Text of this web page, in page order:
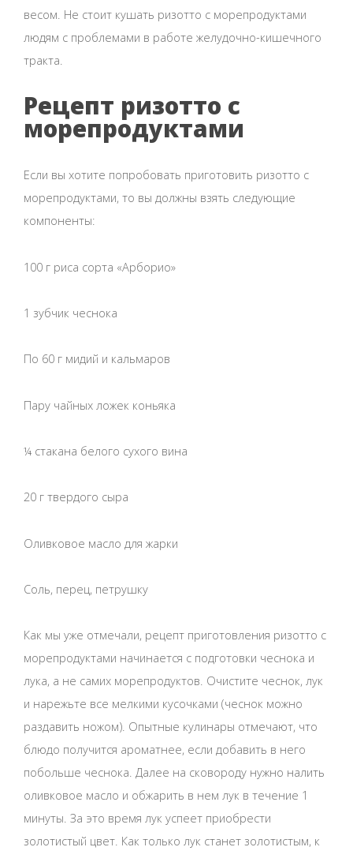
весом. Не стоит кушать ризотто с морепродуктами
людям с проблемами в работе желудочно-кишечного
тракта.
Рецепт ризотто с
морепродуктами
Если вы хотите попробовать приготовить ризотто с
морепродуктами, то вы должны взять следующие
компоненты:
100 г риса сорта «Арборио»
1 зубчик чеснока
По 60 г мидий и кальмаров
Пару чайных ложек коньяка
¼ стакана белого сухого вина
20 г твердого сыра
Оливковое масло для жарки
Соль, перец, петрушку
Как мы уже отмечали, рецепт приготовления ризотто с
морепродуктами начинается с подготовки чеснока и
лука, а не самих морепродуктов. Очистите чеснок, лук
и нарежьте все мелкими кусочками (чеснок можно
раздавить ножом). Опытные кулинары отмечают, что
блюдо получится ароматнее, если добавить в него
побольше чеснока. Далее на сковороду нужно налить
оливковое масло и обжарить в нем лук в течение 1
минуты. За это время лук успеет приобрести
золотистый цвет. Как только лук станет золотистым, к